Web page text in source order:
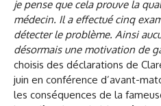
je pense que cela prouve la
médecin. Il a effectué cinq
détecter le problème. Ainsi
désormais une motivation de
choisis des déclarations de
juin en conférence d’avant-
les conséquences de la